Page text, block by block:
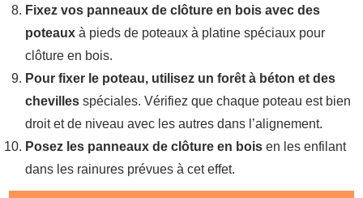
Fixez vos panneaux de clôture en bois avec des
poteaux à pieds de poteaux à platine spéciaux pour
clôture en bois.
Pour fixer le poteau, utilisez un forêt à béton et des
chevilles spéciales. Vérifiez que chaque poteau est bien
droit et de niveau avec les autres dans l’alignement.
Posez les panneaux de clôture en bois en les enfilant
dans les rainures prévues à cet effet.